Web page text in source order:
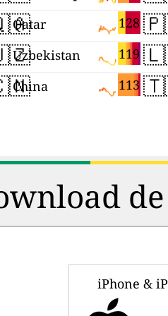
128
Qatar
119
Uzbekistan
113
China
iPhone &